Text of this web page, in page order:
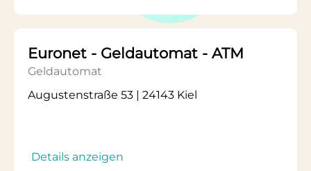
Euronet - Geldautomat - ATM
Geldautomat
Augustenstraße 53 | 24143 Kiel
Details anzeigen